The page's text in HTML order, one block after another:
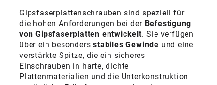
Gipsfaserplattenschrauben sind speziell für
die hohen Anforderungen bei der Befestigung
von Gipsfaserplatten entwickelt. Sie verfügen
über ein besondersstabiles Gewinde und eine
verstärkte Spitze, die ein sicheres
Einschrauben in harte, dichte
Plattenmaterialien und die Unterkonstruktion